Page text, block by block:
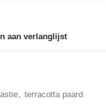
aan verlanglijst
, terracotta paard